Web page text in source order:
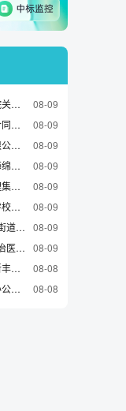
【招标信用】六安市叶集区人民法院关于硒鼓的网上超市采购项目合同履约验收公告
08-09
【招标信用】关于水桶的网上超市合同公告
08-09
【招标公告】中国石油化工股份有限公司安庆分公司热电部6#给泵节能改造离心泵\BB5-315～465m3/h1350～1500m水80～175℃/0～2MPa/9～10m招标公告
08-09
【招标信用】合肥市卫岗小学关于海绵垫/布料/面料/手工diy的网上超市采购项目合同履约验收公告
08-09
【招标信用】合肥滨湖城市运营管理集团有限公司关于平板灯的网上超市采购项目合同履约验收公告
08-09
【招标信用】利辛县汝集学区中心学校关于铅笔的网上超市采购项目合同履约验收公告
08-09
【招标公告】[谈判采购]瑶海区红光街道社区卫生服务中心彩色多普勒超声诊断仪采购公告
08-09
【招标公告】[谈判采购]马鞍山十七冶医院检验科普检和特检外送服务采购项目采购公告
08-09
【招标结果】芜湖市湾沚区湾沚镇新丰村村民委员会关于烧杯类的网上超市采购项目成交公告
08-08
【招标结果】蒙城县第六中学关于办公桌的网上超市采购项目成交公告
08-08